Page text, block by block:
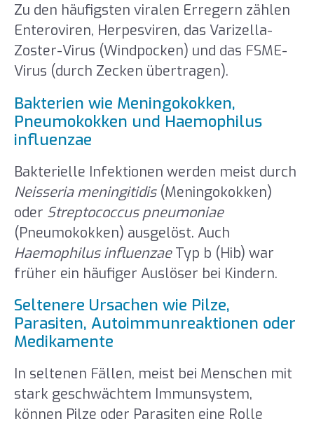
Zu den häufigsten viralen Erregern zählen
Enteroviren, Herpesviren, das Varizella-
Zoster-Virus (Windpocken) und das FSME-
Virus (durch Zecken übertragen).
Bakterien wie Meningokokken,
Pneumokokken und Haemophilus
influenzae
Bakterielle Infektionen werden meist durch
Neisseria meningitidis(Meningokokken)
oder Streptococcus pneumoniae
(Pneumokokken) ausgelöst. Auch
Haemophilus influenzaeTyp b (Hib) war
früher ein häufiger Auslöser bei Kindern.
Seltenere Ursachen wie Pilze,
Parasiten, Autoimmunreaktionen oder
Medikamente
In seltenen Fällen, meist bei Menschen mit
stark geschwächtem Immunsystem,
können Pilze oder Parasiten eine Rolle